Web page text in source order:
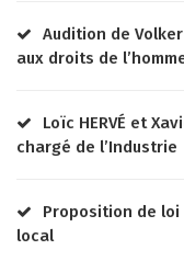
Audition de Volker
aux droits de
Loïc HERVÉ et
chargé de l’Industrie
Proposition de loi
local